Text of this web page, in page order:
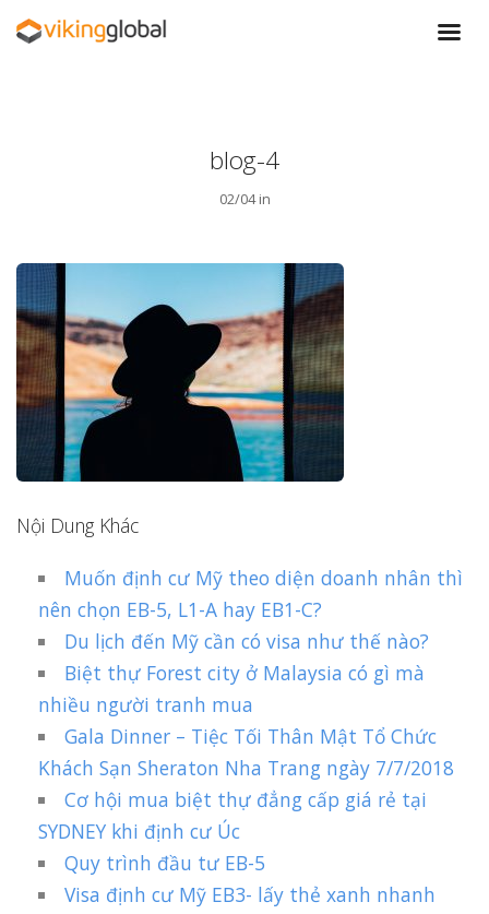
blog-4
02/04 in
Nội Dung Khác
Muốn định cư Mỹ theo diện doanh nhân thì
nên chọn EB-5, L1-A hay EB1-C?
Du lịch đến Mỹ cần có visa như thế nào?
Biệt thự Forest city ở Malaysia có gì mà
nhiều người tranh mua
Gala Dinner – Tiệc Tối Thân Mật Tổ Chức
Khách Sạn Sheraton Nha Trang ngày 7/7/2018
Cơ hội mua biệt thự đẳng cấp giá rẻ tại
SYDNEY khi định cư Úc
Quy trình đầu tư EB-5
Visa định cư Mỹ EB3- lấy thẻ xanh nhanh